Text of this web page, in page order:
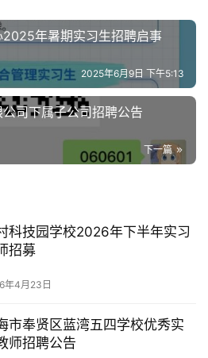
年暑期实习生招聘启事
2025年6月9日 下午5:13
司下属子公司招聘公告
下一篇
科技园学校2026年下半年实习
招募
年4月23日
市奉贤区蓝湾五四学校优秀实
师招聘公告